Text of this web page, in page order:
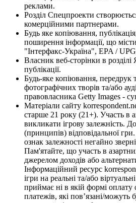
реклами.
Розділ Спецпроекти
комерційними партнерами.
Будь яке копіювання,
поширення інформації, що
"Інтерфакс-Україна", EPA /
Власник веб-сторінки в
публікації.
Будь-яке копіювання, передрук
фотографічних творів та/або
правовласника Getty Images -
Матеріали сайту
старше 21 року (21+). Участь в
викликати ігрову залежність.
(принципів) відповідальної
ознак залежності негайно
Пам'ятайте, що участь в
джерелом доходів або
Інформаційний ресурс
ігри на реальні та/або
приймає ні в якій формі оплату
платежів, які пов’язані/можуть